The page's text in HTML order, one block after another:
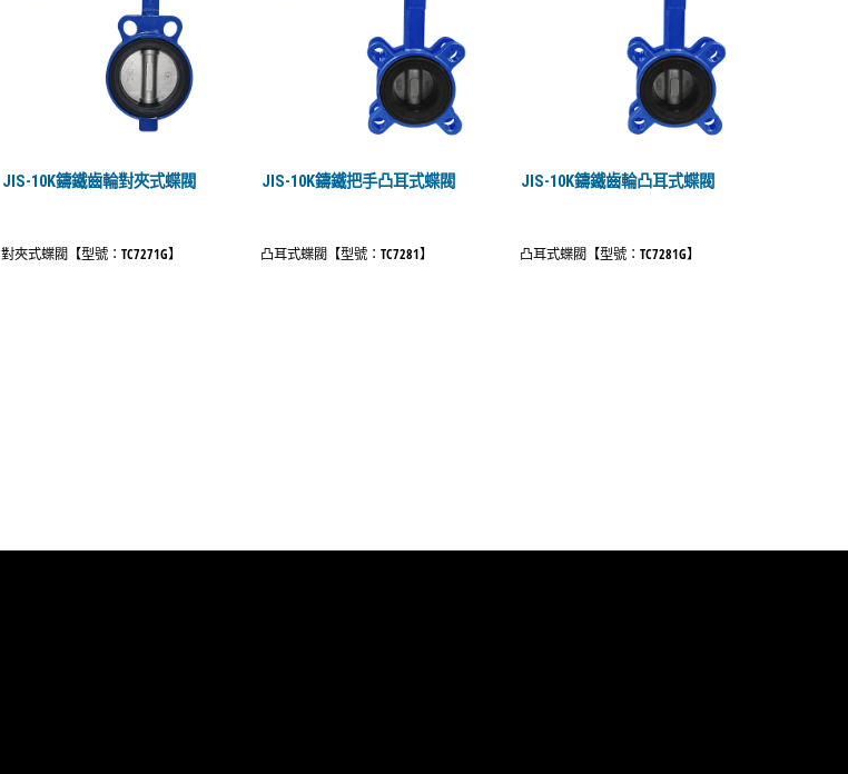
JIS-10K鑄鐵齒輪對夾式蝶閥
對夾式蝶閥【型號：TC7271G】
JIS-10K鑄鐵把手凸耳式蝶閥
凸耳式蝶閥【型號：TC7281】
JIS-10K鑄鐵齒輪凸耳式蝶閥
凸耳式蝶閥【型號：TC7281G】